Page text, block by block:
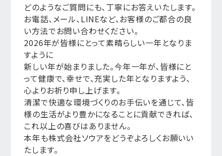
どのようなご質問にも、丁寧にお答えいたします。
お電話、メール、LINEなど、お客様のご都合の良
い方法でお問い合わせください。
2026年が皆様にとって素晴らしい一年となりま
すように
新しい年が始まりました。今年一年が、皆様にと
って健康で、幸せで、充実した年となりますよう、
心よりお祈り申し上げます。
清潔で快適な環境づくりのお手伝いを通じて、皆
様の生活がより豊かになることに貢献できれば、
これ以上の喜びはありません。
本年も株式会社ソウアをどうぞよろしくお願いい
たします。